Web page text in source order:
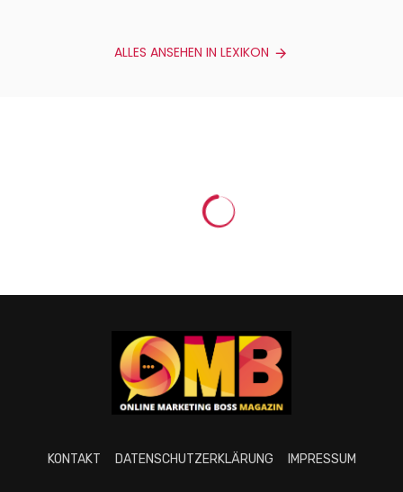
ALLES ANSEHEN IN LEXIKON
KONTAKT DATENSCHUTZERKLÄRUNG IMPRESSUM